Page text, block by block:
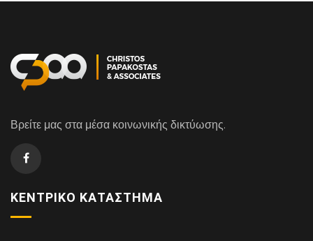
Βρείτε μας στα μέσα κοινωνικής δικτύωσης.
ΚΕΝΤΡΙΚΌ ΚΑΤΆΣΤΗΜΑ